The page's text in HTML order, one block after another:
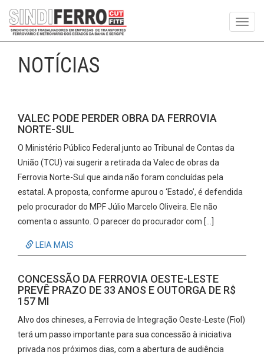
NOTÍCIAS
VALEC PODE PERDER OBRA DA FERROVIA
NORTE-SUL
O Ministério Público Federal junto ao Tribunal de Contas da
União (TCU) vai sugerir a retirada da Valec de obras da
Ferrovia Norte-Sul que ainda não foram concluídas pela
estatal. A proposta, conforme apurou o ‘Estado’, é defendida
pelo procurador do MPF Júlio Marcelo Oliveira. Ele não
comenta o assunto. O parecer do procurador com […]
LEIA MAIS
CONCESSÃO DA FERROVIA OESTE-LESTE
PREVÊ PRAZO DE 33 ANOS E OUTORGA DE R$
157 MI
Alvo dos chineses, a Ferrovia de Integração Oeste-Leste (Fiol)
terá um passo importante para sua concessão à iniciativa
privada nos próximos dias, com a abertura de audiência